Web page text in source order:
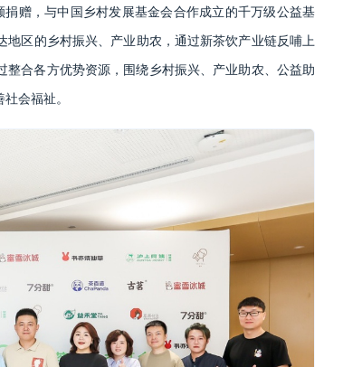
赠，与中国乡村发展基金会合作成立的千万级公益基
区的乡村振兴、产业助农，通过新茶饮产业链反哺上
合各方优势资源，围绕乡村振兴、产业助农、公益助
会福祉。